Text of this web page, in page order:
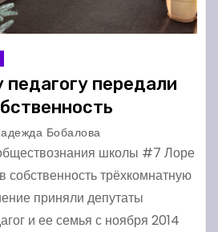
педагогу передали
Бобалова
школы #7 Лоре
собственность трёхкомнатную
приняли депутаты
и ее семья с ноября 2014